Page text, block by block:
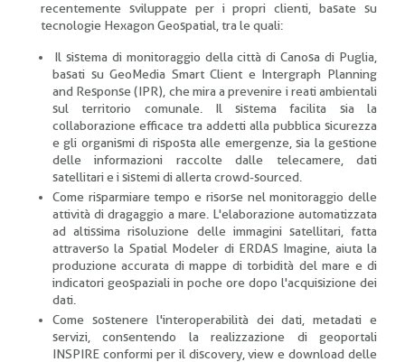
recentemente sviluppate per i propri clienti, basate su
tecnologie Hexagon Geospatial, tra le quali:
Il sistema di monitoraggio della città di Canosa di Puglia,
basati su GeoMedia Smart Client e Intergraph Planning
and Response (IPR), che mira a prevenire i reati ambientali
sul territorio comunale. Il sistema facilita sia la
collaborazione efficace tra addetti alla pubblica sicurezza
e gli organismi di risposta alle emergenze, sia la gestione
delle informazioni raccolte dalle telecamere, dati
satellitari e i sistemi di allerta crowd-sourced.
Come risparmiare tempo e risorse nel monitoraggio delle
attività di dragaggio a mare. L'elaborazione automatizzata
ad altissima risoluzione delle immagini satellitari, fatta
attraverso la Spatial Modeler di ERDAS Imagine, aiuta la
produzione accurata di mappe di torbidità del mare e di
indicatori geospaziali in poche ore dopo l'acquisizione dei
dati.
Come sostenere l'interoperabilità dei dati, metadati e
servizi, consentendo la realizzazione di geoportali
INSPIRE conformi per il discovery, view e download delle